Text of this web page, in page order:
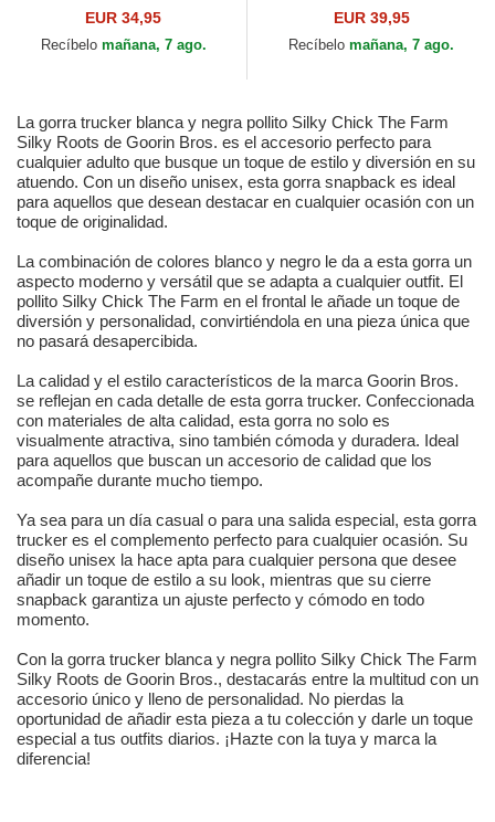
Little Stripe The Farm de
Goorin Bros.
EUR 34,95
Recíbelo mañana, 7 ago.
de Goorin Bros.
EUR 39,95
Recíbelo mañana, 7 ago.
La gorra trucker blanca y negra pollito Silky Chick The Farm
Silky Roots de Goorin Bros. es el accesorio perfecto para
cualquier adulto que busque un toque de estilo y diversión en su
atuendo. Con un diseño unisex, esta gorra snapback es ideal
para aquellos que desean destacar en cualquier ocasión con un
toque de originalidad.
La combinación de colores blanco y negro le da a esta gorra un
aspecto moderno y versátil que se adapta a cualquier outfit. El
pollito Silky Chick The Farm en el frontal le añade un toque de
diversión y personalidad, convirtiéndola en una pieza única que
no pasará desapercibida.
La calidad y el estilo característicos de la marca Goorin Bros.
se reflejan en cada detalle de esta gorra trucker. Confeccionada
con materiales de alta calidad, esta gorra no solo es
visualmente atractiva, sino también cómoda y duradera. Ideal
para aquellos que buscan un accesorio de calidad que los
acompañe durante mucho tiempo.
Ya sea para un día casual o para una salida especial, esta gorra
trucker es el complemento perfecto para cualquier ocasión. Su
diseño unisex la hace apta para cualquier persona que desee
añadir un toque de estilo a su look, mientras que su cierre
snapback garantiza un ajuste perfecto y cómodo en todo
momento.
Con la gorra trucker blanca y negra pollito Silky Chick The Farm
Silky Roots de Goorin Bros., destacarás entre la multitud con un
accesorio único y lleno de personalidad. No pierdas la
oportunidad de añadir esta pieza a tu colección y darle un toque
especial a tus outfits diarios. ¡Hazte con la tuya y marca la
diferencia!